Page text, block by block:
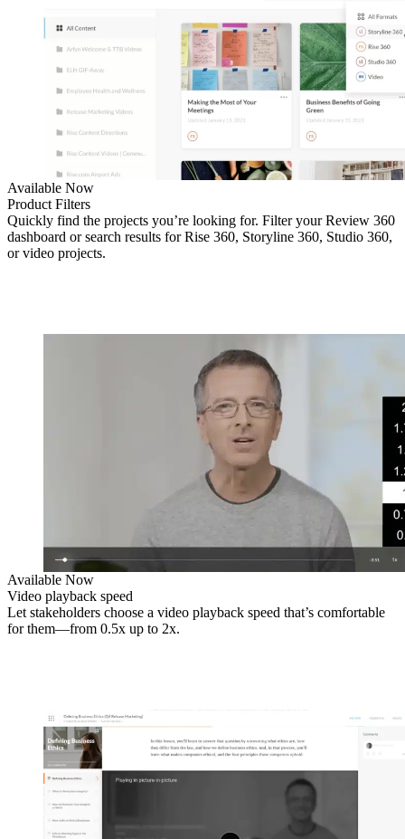
Available Now
Product Filters
Quickly find the projects you’re looking for. Filter your Review 360
dashboard or search results for Rise 360, Storyline 360, Studio 360,
or video projects.
Available Now
Video playback speed
Let stakeholders choose a video playback speed that’s comfortable
for them—from 0.5x up to 2x.